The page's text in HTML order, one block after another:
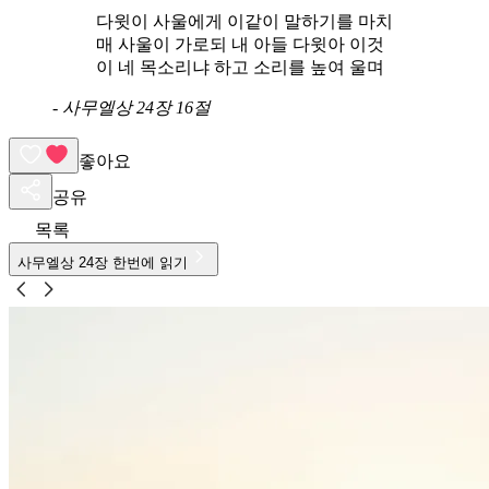
다윗이 사울에게 이같이 말하기를 마치
매 사울이 가로되 내 아들 다윗아 이것
이 네 목소리냐 하고 소리를 높여 울며
- 사무엘상 24장 16절
좋아요
공유
목록
사무엘상 24장 한번에 읽기